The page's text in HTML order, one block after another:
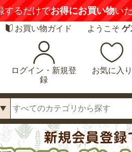
するだけでお得にお買い物い
お買い物ガイド ようこそ ゲ
ログイン・新規登
録
お気に入り